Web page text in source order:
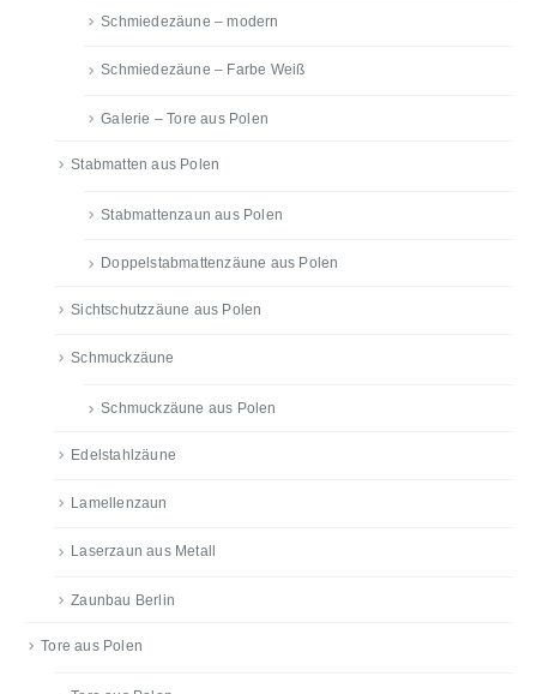
Schmiedezäune – modern
Schmiedezäune – Farbe Weiß
Galerie – Tore aus Polen
Stabmatten aus Polen
Stabmattenzaun aus Polen
Doppelstabmattenzäune aus Polen
Sichtschutzzäune aus Polen
Schmuckzäune
Schmuckzäune aus Polen
Edelstahlzäune
Lamellenzaun
Laserzaun aus Metall
Zaunbau Berlin
Tore aus Polen